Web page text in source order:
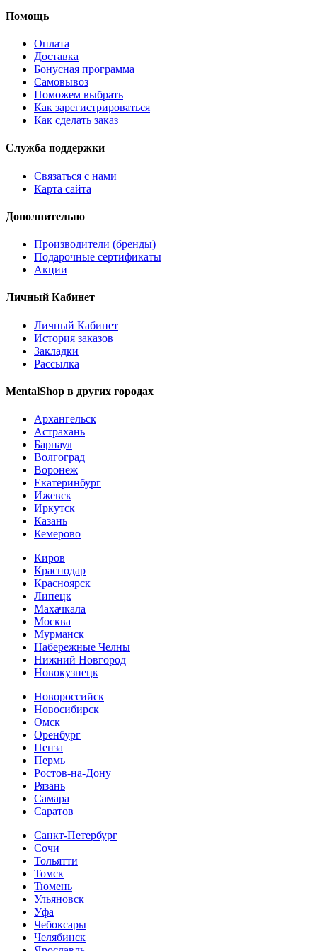
Помощь
Оплата
Доставка
Бонусная программа
Самовывоз
Поможем выбрать
Как зарегистрироваться
Как сделать заказ
Служба поддержки
Связаться с нами
Карта сайта
Дополнительно
Производители (бренды)
Подарочные сертификаты
Акции
Личный Кабинет
Личный Кабинет
История заказов
Закладки
Рассылка
MentalShop в других городах
Архангельск
Астрахань
Барнаул
Волгоград
Воронеж
Екатеринбург
Ижевск
Иркутск
Казань
Кемерово
Киров
Краснодар
Красноярск
Липецк
Махачкала
Москва
Мурманск
Набережные Челны
Нижний Новгород
Новокузнецк
Новороссийск
Новосибирск
Омск
Оренбург
Пенза
Пермь
Ростов-на-Дону
Рязань
Самара
Cаратов
Санкт-Петербург
Сочи
Тольятти
Томск
Тюмень
Ульяновск
Уфа
Чебоксары
Челябинск